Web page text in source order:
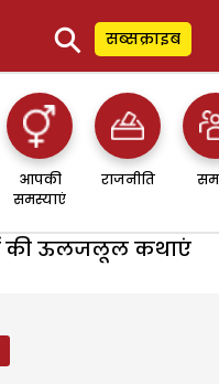
⚲ सब्सक्राइब
आपकी
समस्याएं
राजनीति
की ऊलजलूल कथाएं